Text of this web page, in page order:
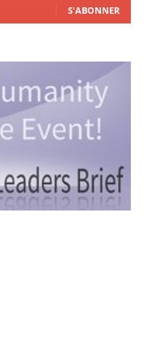
S'ABONNER